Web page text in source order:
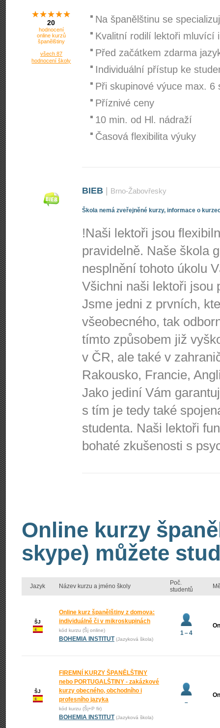
20
hodnocení
online kurzů
španělštiny
všech 87
hodnocení školy
Na španělštinu se
Kvalitní rodilí lektoři mluvící
Před začátkem zdarma
Individuální přístup ke
Při skupinové výuce max. 6
Příznivé ceny
10 min. od Hl. nádraží
Časová flexibilita výuky
BIEB Brno-Žabovřesky
Škola nemá zveřejněné kurzy, informace o
!Naši lektoři jsou
pravidelně. Naše škola
nesplnění tohoto úkolu
Všichni naši lektoři jsou
Jsme jedni z prvních,
všeobecného, tak
tímto způsobem již
v ČR, ale také v
Rakousko, Francie,
Jako jediní Vám
s tím je tedy také
studenta. Naši lektoři
bohaté zkušenosti s
Online kurzy
skype) můžete
Jazyk Název kurzu a jméno školy
Poč.
studentů
ŠJ
Online kurz španělštiny z domova:
individuálně či v mikroskupinách
kód kurzu (Šj online)
BOHEMIA INSTITUT (Jazyková škola)
1 – 4
ŠJ
FIREMNÍ KURZY ŠPANĚLŠTINY
nebo PORTUGALŠTINY - zakázkové
kurzy obecného, obchodního i
profesního jazyka
kód kurzu (Šj+P fir)
BOHEMIA INSTITUT (Jazyková škola)
–